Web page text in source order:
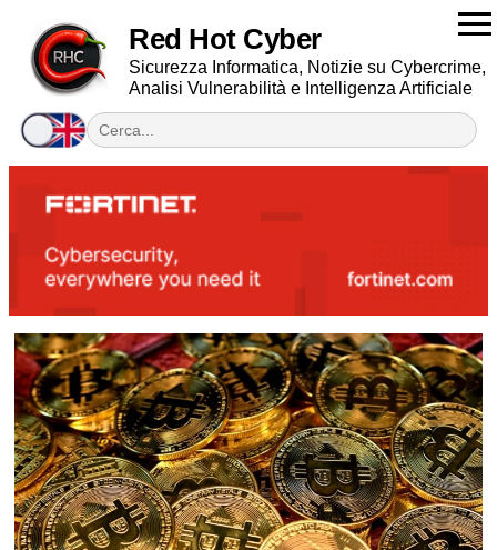
Red Hot Cyber
Sicurezza Informatica, Notizie su Cybercrime,
Analisi Vulnerabilità e Intelligenza Artificiale